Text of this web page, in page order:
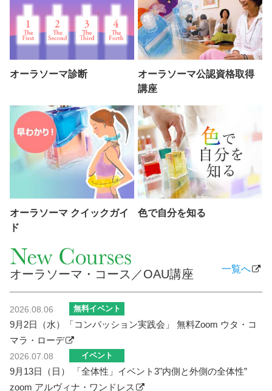
オーラソーマ診断
オーラソーマ公認資格取得
講座
オーラソーマ クイックガイ
ド
色で自分を知る
オーラソーマ・コース／OAU講座 一覧へ
2026.08.06 無料イベント
9月2日（水）「コンパッション実践会」 無料Zoom ウタ・コ
マラ・ローデ
2026.07.08 イベント
9月13日（日） 「全体性」イベント3"内側と外側の全体性”
zoom アルヴィナ・ワンドレス